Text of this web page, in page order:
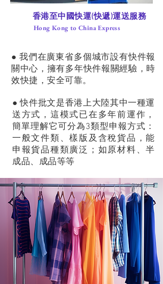
​香港至中國快運(快遞)運送服務
Hong Kong to China Express
​● 我們在廣東省多個城市設有快件報
關中心，擁有多年快件報關經驗，時
效快捷，安全可靠。
​● 快件批文是香港上大陸其中一種運
送方式，這模式已在多年前運作，
簡單理解它可分為3類型申報方式：
一般文件類、樣版及含稅貨品，能
申報貨品種類廣泛；如原材料、半
成品、成品等等